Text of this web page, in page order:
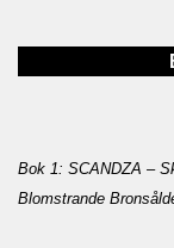
Bok 1: SCANDZA –
Blomstrande